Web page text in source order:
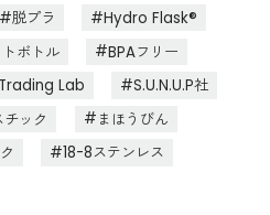
脱プラ
Hydro Flask®
ボトル
BPAフリー
Lab
S.U.N.U.P社
ック
まほうびん
18-8ステンレス